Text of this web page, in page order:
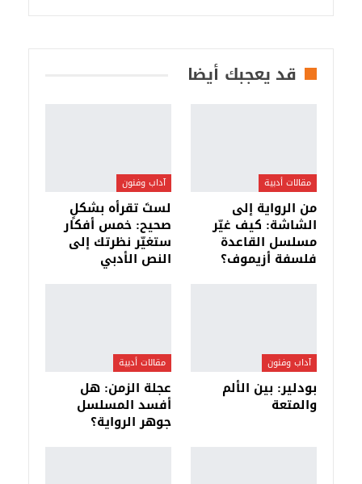
قد يعجبك أيضا
مقالات أدبية
من الرواية إلى
الشاشة: كيف غيّر
مسلسل القاعدة
فلسفة أزيموف؟
آداب وفنون
لستَ تقرأه بشكلٍ
صحيح: خمس أفكار
ستغيّر نظرتك إلى
النص الأدبي
آداب وفنون
بودلير: بين الألم
والمتعة
مقالات أدبية
عجلة الزمن: هل
أفسد المسلسل
جوهر الرواية؟